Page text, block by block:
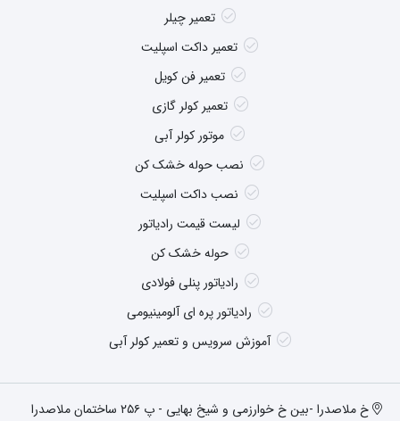
تعمیر چیلر
تعمیر داکت اسپلیت
تعمیر فن کویل
تعمیر کولر گازی
موتور کولر آبی
نصب حوله خشک کن
نصب داکت اسپلیت
لیست قیمت رادیاتور
حوله خشک کن
رادیاتور پنلی فولادی
رادیاتور پره ای آلومینیومی
آموزش سرویس و تعمیر کولر آبی
خ ملاصدرا -بین خ خوارزمی و شیخ بهایی - پ ۲۵۶ ساختمان ملاصدرا